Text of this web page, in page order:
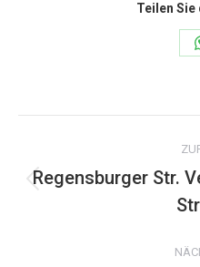
Teilen
Regensburger Str.